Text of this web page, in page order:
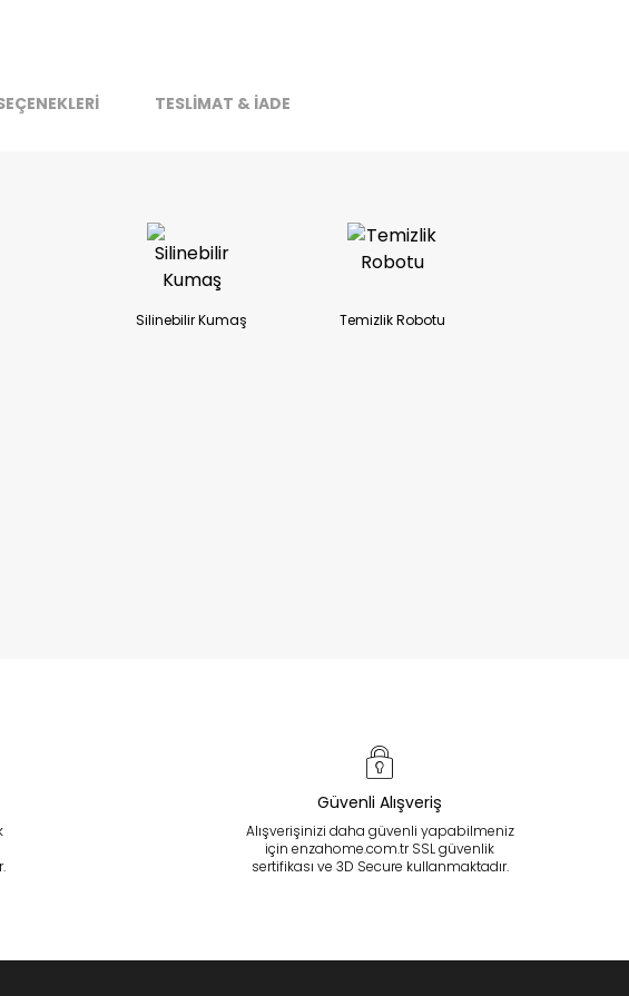
for long.
TESLİMAT & İADE
Silinebilir Kumaş Temizlik Robotu
Güvenli Alışveriş
Alışverişinizi daha güvenli yapabilmeniz
için enzahome.com.tr SSL güvenlik
sertifikası ve 3D Secure kullanmaktadır.